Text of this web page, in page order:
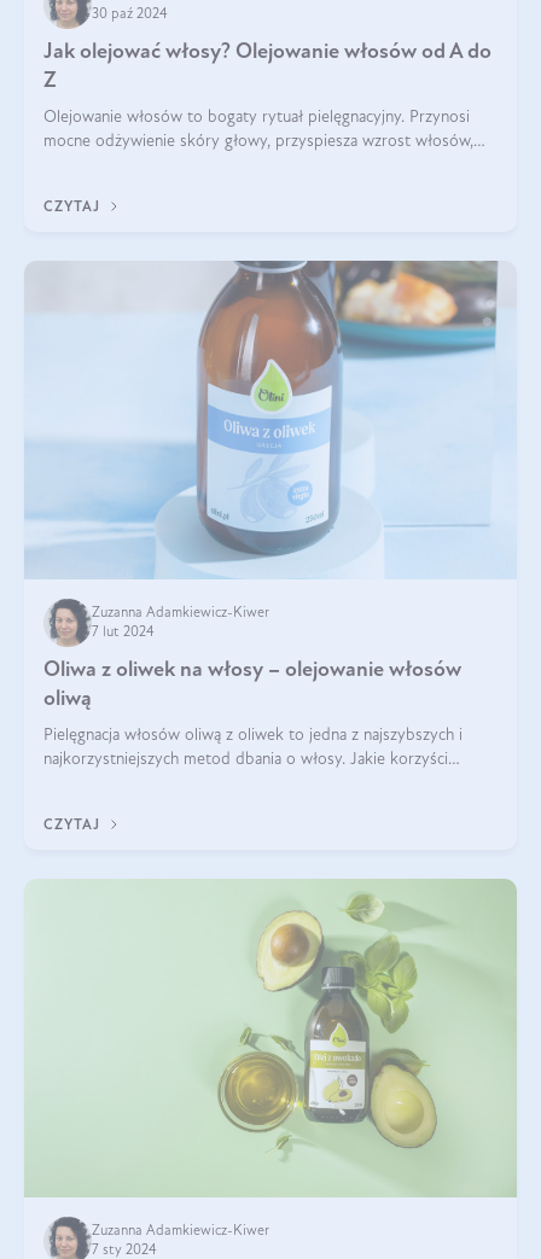
30 paź 2024
Jak olejować włosy? Olejowanie włosów od A do
Z
Olejowanie włosów to bogaty rytuał pielęgnacyjny. Przynosi
mocne odżywienie skóry głowy, przyspiesza wzrost włosów,
CZYTAJ
Zuzanna Adamkiewicz-Kiwer
7 lut 2024
Oliwa z oliwek na włosy – olejowanie włosów
oliwą
Pielęgnacja włosów oliwą z oliwek to jedna z najszybszych i
najkorzystniejszych metod dbania o włosy. Jakie korzyści
CZYTAJ
Zuzanna Adamkiewicz-Kiwer
7 sty 2024